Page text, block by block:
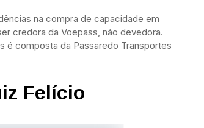
na compra de capacidade em
credora da Voepass, não devedora.
é composta da Passaredo Transportes
Felício